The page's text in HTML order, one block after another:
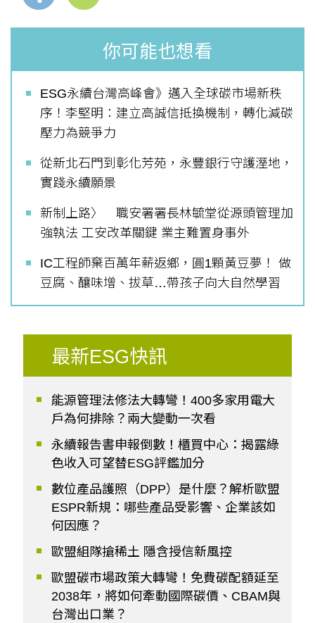
你可能也想看
ESG永續台灣高峰會》邁入全球碳市場新秩
序！李堅明：建立高誠信抵換機制，轉化減碳
壓力為競爭力
從新北石門到彰化芳苑，永豐銀行守護溼地，
實踐永續願景
新制上路〉 職安署署長林毓堂從源頭管理加
強執法 工安改革關鍵 業主難置身事外
IC工程師棄百萬年薪返鄉，圓1顆黃豆夢！ 做
豆腐、釀味增、拔草…帶孩子向大自然學習
最新ESG快訊
能源管理法修法大轉彎！400多家用電大
戶為何排除？兩大變動一次看
永續報告書申報倒數！櫃買中心：揭露綠
色收入可望替ESG評鑑加分
數位產品護照（DPP）是什麼？解析歐盟
ESPR新規：哪些產品受影響、企業該如
何因應？
歐盟組隊搶稀土 隱含授信新風控
歐盟碳市場政策大轉彎！免費碳配額延至
2038年，將如何牽動國際碳價、CBAM與
台灣出口業？